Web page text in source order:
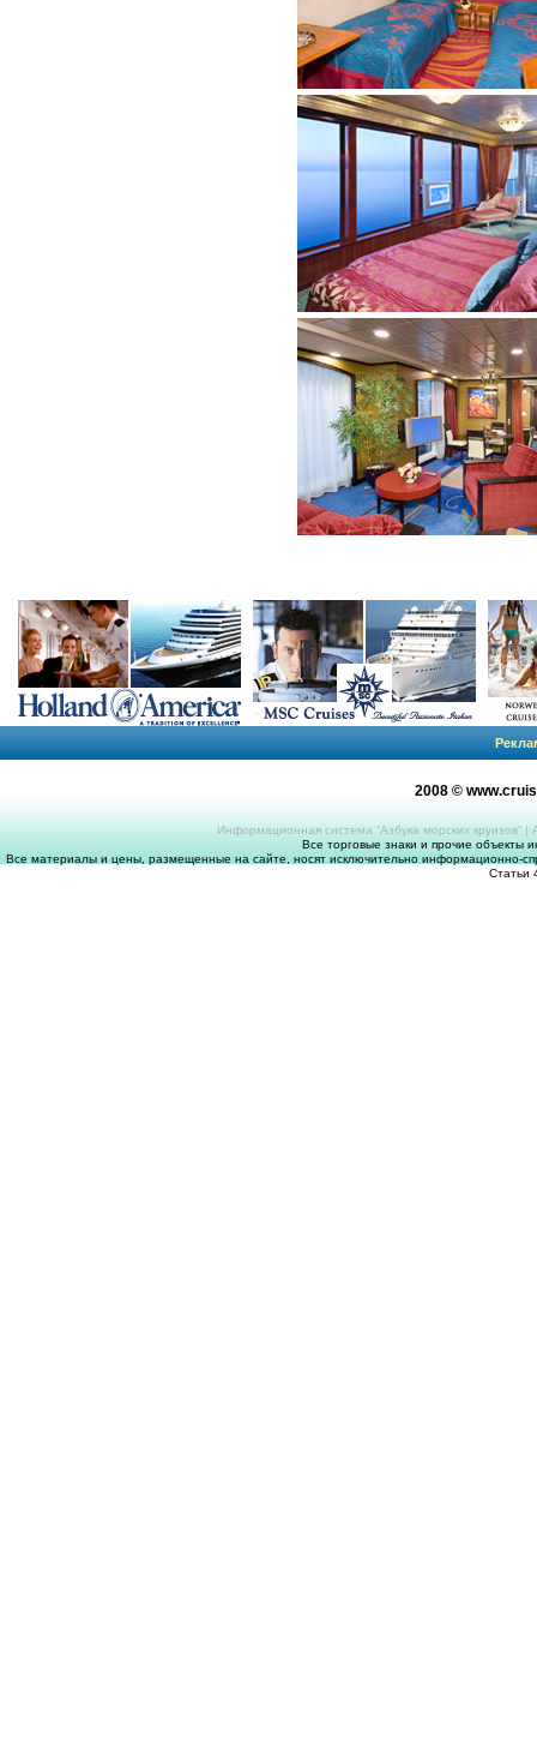
2008 ©
Информационная система “Азбука морских круизов” |
Все торговые знаки и прочие объекты
Все материалы и цены, размещенные на сайте, носят исключительно информационно-
Статьи